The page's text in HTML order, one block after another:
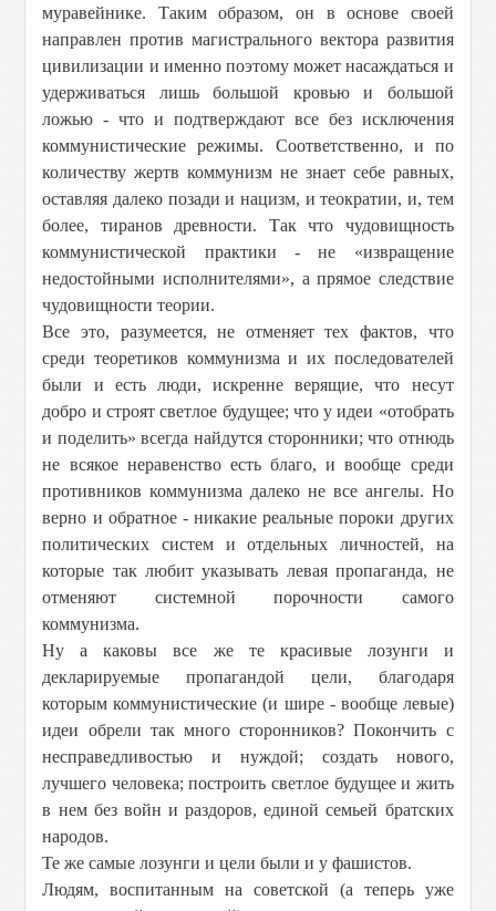
муравейнике. Таким образом, он в основе своей
направлен против магистрального вектора развития
цивилизации и именно поэтому может насаждаться и
удерживаться лишь большой кровью и большой
ложью - что и подтверждают все без исключения
коммунистические режимы. Соответственно, и по
количеству жертв коммунизм не знает себе равных,
оставляя далеко позади и нацизм, и теократии, и, тем
более, тиранов древности. Так что чудовищность
коммунистической практики - не «извращение
недостойными исполнителями», а прямое следствие
чудовищности теории.
Все это, разумеется, не отменяет тех фактов, что
среди теоретиков коммунизма и их последователей
были и есть люди, искренне верящие, что несут
добро и строят светлое будущее; что у идеи «отобрать
и поделить» всегда найдутся сторонники; что отнюдь
не всякое неравенство есть благо, и вообще среди
противников коммунизма далеко не все ангелы. Но
верно и обратное - никакие реальные пороки других
политических систем и отдельных личностей, на
которые так любит указывать левая пропаганда, не
отменяют системной порочности самого
коммунизма.
Ну а каковы все же те красивые лозунги и
декларируемые пропагандой цели, благодаря
которым коммунистические (и шире - вообще левые)
идеи обрели так много сторонников? Покончить с
несправедливостью и нуждой; создать нового,
лучшего человека; построить светлое будущее и жить
в нем без войн и раздоров, единой семьей братских
народов.
Те же самые лозунги и цели были и у фашистов.
Людям, воспитанным на советской (а теперь уже